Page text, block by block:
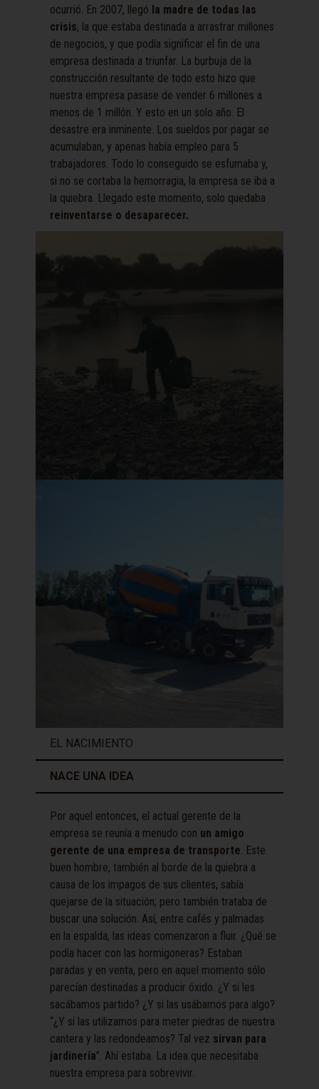
ocurrió. En 2007, llegó la madre de todas las
crisis, la que estaba destinada a arrastrar millones
de negocios, y que podía significar el fin de una
empresa destinada a triunfar. La burbuja de la
construcción resultante de todo esto hizo que
nuestra empresa pasase de vender 6 millones a
menos de 1 millón. Y esto en un solo año. El
desastre era inminente. Los sueldos por pagar se
acumulaban, y apenas había empleo para 5
trabajadores. Todo lo conseguido se esfumaba y,
si no se cortaba la hemorragia, la empresa se iba a
la quiebra. Llegado este momento, solo quedaba
reinventarse o desaparecer.
EL NACIMIENTO
NACE UNA IDEA
Por aquel entonces, el actual gerente de la
empresa se reunía a menudo con un amigo
gerente de una empresa de transporte . Este
buen hombre, también al borde de la quiebra a
causa de los impagos de sus clientes, sabía
quejarse de la situación; pero también trataba de
buscar una solución. Así, entre cafés y palmadas
en la espalda, las ideas comenzaron a fluir. ¿Qué se
podía hacer con las hormigoneras? Estaban
paradas y en venta, pero en aquel momento sólo
parecían destinadas a producir óxido. ¿Y si les
sacábamos partido? ¿Y si las usábamos para algo?
“¿Y si las utilizamos para meter piedras de nuestra
cantera y las redondeamos? Tal vez sirvan para
jardinería”. Ahí estaba. La idea que necesitaba
nuestra empresa para sobrevivir.